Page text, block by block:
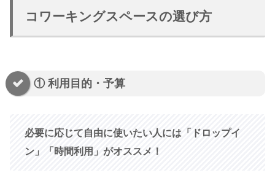
コワーキングスペースの選び方
① 利用目的・予算
必要に応じて自由に使いたい人には「ドロップイ
ン」「時間利用」がオススメ！